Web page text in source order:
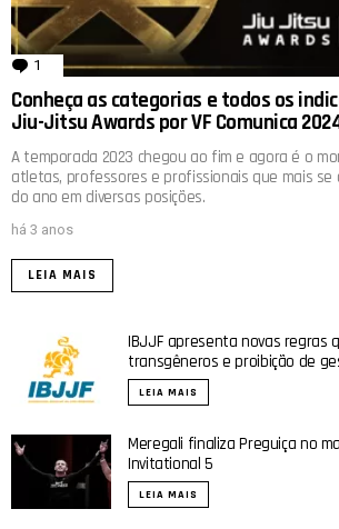
1 comentário
Conheça as categorias e todos os
Jiu-Jitsu Awards por VF Comunica
A temporada 2023 chegou ao fim e agora é o
atletas, professores e profissionais que mais se
do ano em diversas posições.
há 3 anos
LEIA MAIS
IBJJF apresenta novas regras
transgêneros e proibição de
LEIA MAIS
Meregali finaliza Preguiça no
Invitational 5
LEIA MAIS